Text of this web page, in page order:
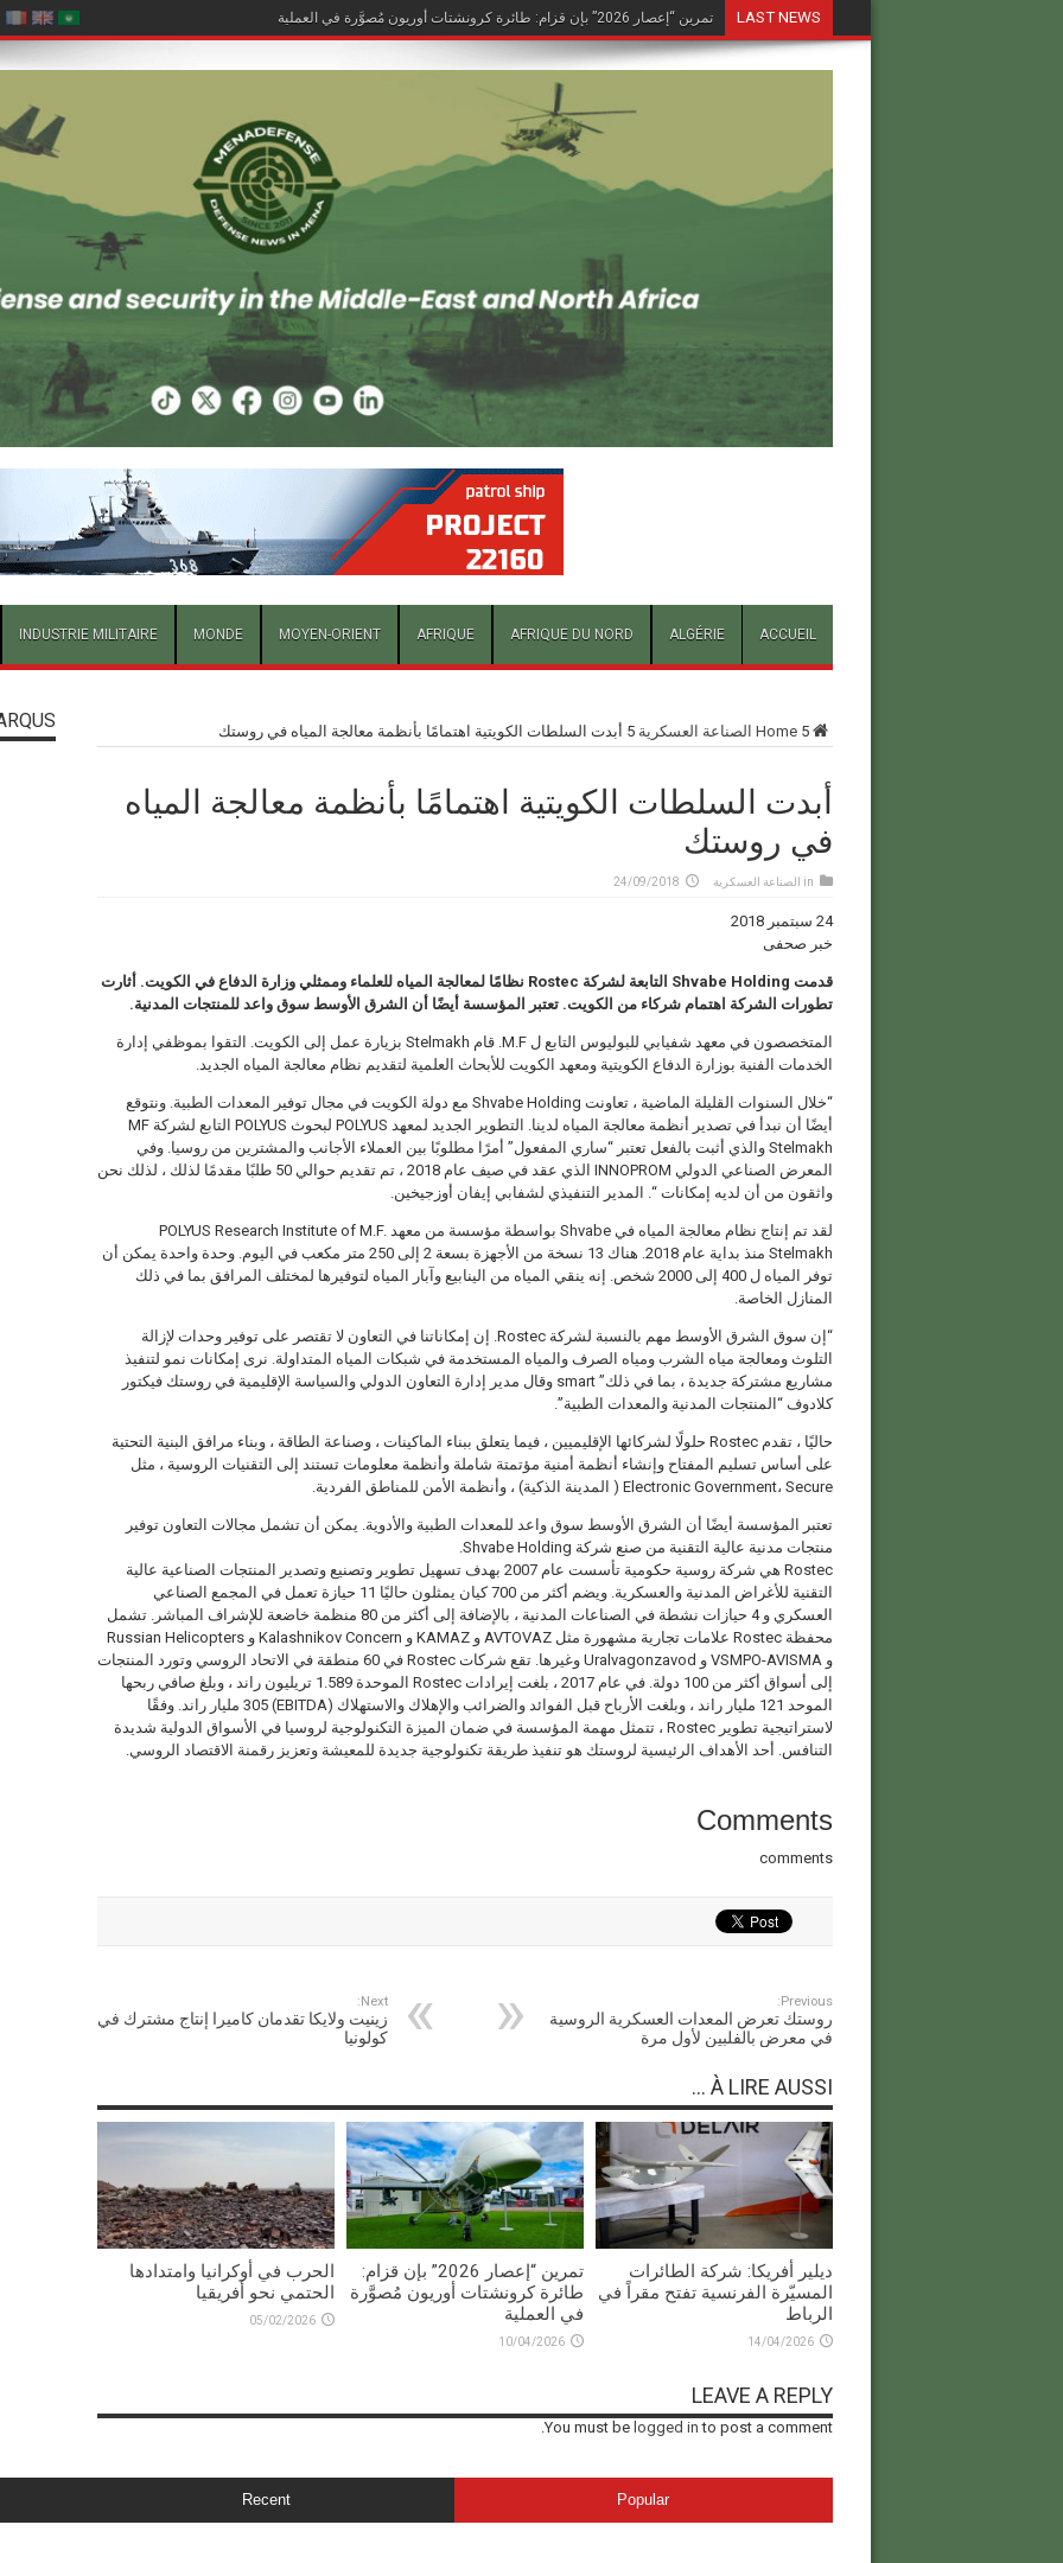
LAST NEWS تمرين “إعصار 2026” بإن قزام: طائرة كرونشتات أوريون مُصوَّرة في العملية
ACCUEIL
ALGÉRIE
AFRIQUE DU NORD
AFRIQUE
MOYEN-ORIENT
MONDE
INDUSTRIE MILITAIRE
Home5 الصناعة العسكرية 5 أبدت السلطات الكويتية اهتمامًا بأنظمة معالجة المياه في روستك
أبدت السلطات الكويتية اهتمامًا بأنظمة معالجة المياه
في روستك
in الصناعة العسكرية 24/09/2018
24 سبتمبر 2018
خبر صحفى
قدمت Shvabe Holding التابعة لشركة Rostec نظامًا لمعالجة المياه للعلماء وممثلي وزارة الدفاع في الكويت. أثارت
تطورات الشركة اهتمام شركاء من الكويت. تعتبر المؤسسة أيضًا أن الشرق الأوسط سوق واعد للمنتجات المدنية.
المتخصصون في معهد شفيابي للبوليوس التابع ل M.F. قام Stelmakh بزيارة عمل إلى الكويت. التقوا بموظفي إدارة
الخدمات الفنية بوزارة الدفاع الكويتية ومعهد الكويت للأبحاث العلمية لتقديم نظام معالجة المياه الجديد.
“خلال السنوات القليلة الماضية ، تعاونت Shvabe Holding مع دولة الكويت في مجال توفير المعدات الطبية. ونتوقع
أيضًا أن نبدأ في تصدير أنظمة معالجة المياه لدينا. التطوير الجديد لمعهد POLYUS لبحوث POLYUS التابع لشركة MF
Stelmakh والذي أثبت بالفعل تعتبر “ساري المفعول” أمرًا مطلوبًا بين العملاء الأجانب والمشترين من روسيا. وفي
المعرض الصناعي الدولي INNOPROM الذي عقد في صيف عام 2018 ، تم تقديم حوالي 50 طلبًا مقدمًا لذلك ، لذلك نحن
واثقون من أن لديه إمكانات “. المدير التنفيذي لشفابي إيفان أوزجيخين.
لقد تم إنتاج نظام معالجة المياه في Shvabe بواسطة مؤسسة من معهد POLYUS Research Institute of M.F.
Stelmakh منذ بداية عام 2018. هناك 13 نسخة من الأجهزة بسعة 2 إلى 250 متر مكعب في اليوم. وحدة واحدة يمكن أن
توفر المياه ل 400 إلى 2000 شخص. إنه ينقي المياه من الينابيع وآبار المياه لتوفيرها لمختلف المرافق بما في ذلك
المنازل الخاصة.
“إن سوق الشرق الأوسط مهم بالنسبة لشركة Rostec. إن إمكاناتنا في التعاون لا تقتصر على توفير وحدات لإزالة
التلوث ومعالجة مياه الشرب ومياه الصرف والمياه المستخدمة في شبكات المياه المتداولة. نرى إمكانات نمو لتنفيذ
مشاريع مشتركة جديدة ، بما في ذلك” smart وقال مدير إدارة التعاون الدولي والسياسة الإقليمية في روستك فيكتور
كلادوف “المنتجات المدنية والمعدات الطبية”.
حاليًا ، تقدم Rostec حلولًا لشركائها الإقليميين ، فيما يتعلق ببناء الماكينات ، وصناعة الطاقة ، وبناء مرافق البنية التحتية
على أساس تسليم المفتاح وإنشاء أنظمة أمنية مؤتمتة شاملة وأنظمة معلومات تستند إلى التقنيات الروسية ، مثل
Electronic Government، Secure ( المدينة الذكية) ، وأنظمة الأمن للمناطق الفردية.
تعتبر المؤسسة أيضًا أن الشرق الأوسط سوق واعد للمعدات الطبية والأدوية. يمكن أن تشمل مجالات التعاون توفير
منتجات مدنية عالية التقنية من صنع شركة Shvabe Holding.
Rostec هي شركة روسية حكومية تأسست عام 2007 بهدف تسهيل تطوير وتصنيع وتصدير المنتجات الصناعية عالية
التقنية للأغراض المدنية والعسكرية. ويضم أكثر من 700 كيان يمثلون حاليًا 11 حيازة تعمل في المجمع الصناعي
العسكري و 4 حيازات نشطة في الصناعات المدنية ، بالإضافة إلى أكثر من 80 منظمة خاضعة للإشراف المباشر. تشمل
محفظة Rostec علامات تجارية مشهورة مثل AVTOVAZ و KAMAZ و Kalashnikov Concern و Russian Helicopters
و VSMPO-AVISMA و Uralvagonzavod وغيرها. تقع شركات Rostec في 60 منطقة في الاتحاد الروسي وتورد المنتجات
إلى أسواق أكثر من 100 دولة. في عام 2017 ، بلغت إيرادات Rostec الموحدة 1.589 تريليون راند ، وبلغ صافي ربحها
الموحد 121 مليار راند ، وبلغت الأرباح قبل الفوائد والضرائب والإهلاك والاستهلاك (EBITDA) 305 مليار راند. وفقًا
لاستراتيجية تطوير Rostec ، تتمثل مهمة المؤسسة في ضمان الميزة التكنولوجية لروسيا في الأسواق الدولية شديدة
التنافس. أحد الأهداف الرئيسية لروستك هو تنفيذ طريقة تكنولوجية جديدة للمعيشة وتعزيز رقمنة الاقتصاد الروسي.
Comments
comments
Previous:
روستك تعرض المعدات العسكرية الروسية
في معرض بالفلبين لأول مرة
Next:
زينيت ولايكا تقدمان كاميرا إنتاج مشترك في
كولونيا
À LIRE AUSSI ...
ديلير أفريكا: شركة الطائرات
المسيّرة الفرنسية تفتح مقراً في
الرباط
14/04/2026
تمرين “إعصار 2026” بإن قزام:
طائرة كرونشتات أوريون مُصوَّرة
في العملية
10/04/2026
الحرب في أوكرانيا وامتدادها
الحتمي نحو أفريقيا
05/02/2026
LEAVE A REPLY
You must be logged in to post a comment.
Popular
Recent